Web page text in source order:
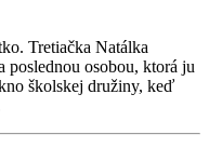
Tretiačka Natálka
poslednou osobou, ktorá ju
školskej družiny, keď